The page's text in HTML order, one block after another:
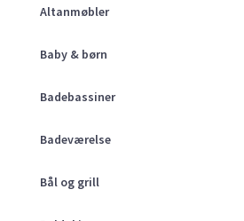
Altanmøbler
Baby & børn
Badebassiner
Badeværelse
Bål og grill